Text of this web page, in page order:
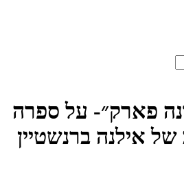
פארק״- על ספרה
אילנה ברנשטיין